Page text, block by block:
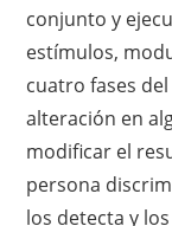
conjunto y
estímulos,
cuatro fases
alteración en
modificar el
persona
los detecta y